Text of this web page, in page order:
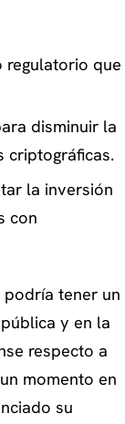
que
disminuir la
criptográficas.
la inversión
con
podría tener un
y en la
respecto a
un momento en
su